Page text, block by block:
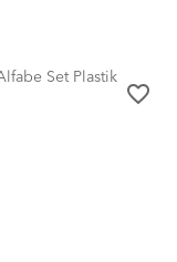
favorite_border